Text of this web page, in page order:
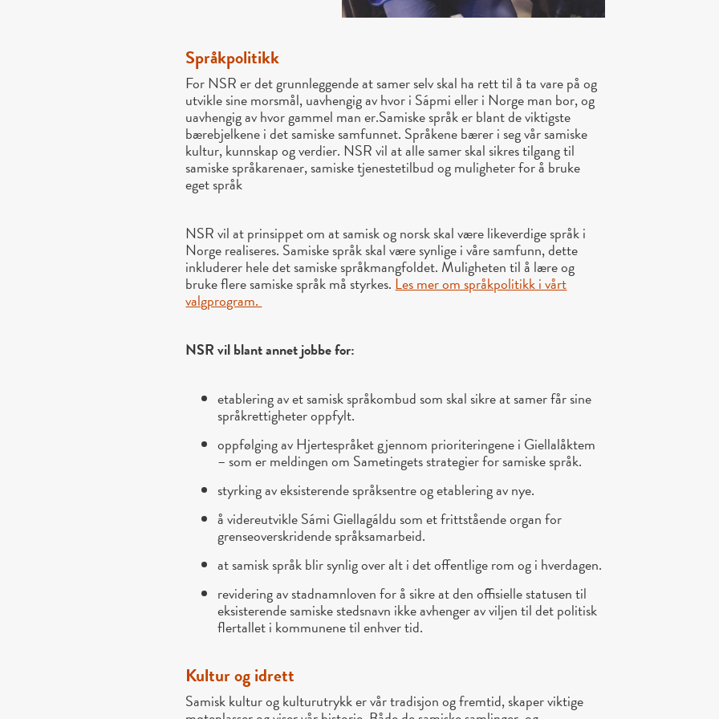
Språkpolitikk
For NSR er det grunnleggende at samer selv skal ha rett til å ta vare på og
utvikle sine morsmål, uavhengig av hvor i Sápmi eller i Norge man bor, og
uavhengig av hvor gammel man er.Samiske språk er blant de viktigste
bærebjelkene i det samiske samfunnet. Språkene bærer i seg vår samiske
kultur, kunnskap og verdier. NSR vil at alle samer skal sikres tilgang til
samiske språkarenaer, samiske tjenestetilbud og muligheter for å bruke
eget språk
NSR vil at prinsippet om at samisk og norsk skal være likeverdige språk i
Norge realiseres. Samiske språk skal være synlige i våre samfunn, dette
inkluderer hele det samiske språkmangfoldet. Muligheten til å lære og
bruke flere samiske språk må styrkes. Les mer om språkpolitikk i vårt
valgprogram.
NSR vil blant annet jobbe for:
etablering av et samisk språkombud som skal sikre at samer får sine
språkrettigheter oppfylt.
oppfølging av Hjertespråket gjennom prioriteringene i Giellalåktem
– som er meldingen om Sametingets strategier for samiske språk.
styrking av eksisterende språksentre og etablering av nye.
å videreutvikle Sámi Giellagáldu som et frittstående organ for
grenseoverskridende språksamarbeid.
at samisk språk blir synlig over alt i det offentlige rom og i hverdagen.
revidering av stadnamnloven for å sikre at den offisielle statusen til
eksisterende samiske stedsnavn ikke avhenger av viljen til det politisk
flertallet i kommunene til enhver tid.
Kultur og idrett
Samisk kultur og kulturutrykk er vår tradisjon og fremtid, skaper viktige